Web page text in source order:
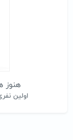
هنوز
اولین